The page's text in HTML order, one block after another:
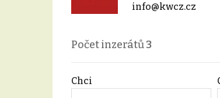
info@kwcz.cz
Počet inzerátů3
Chci